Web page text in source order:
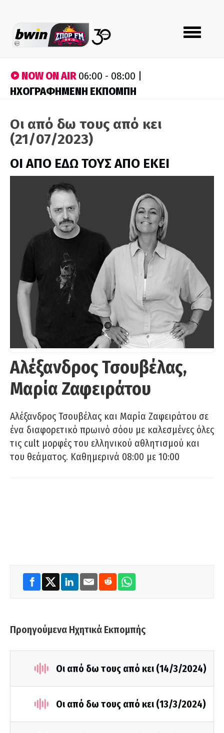
Toggle
navigation
NOW ON AIR06:00 - 08:00 |
ΗΧΟΓΡΑΦΗΜΕΝΗ ΕΚΠΟΜΠΗ
Οι από δω τους από κει
(21/07/2023)
ΟΙ ΑΠΟ ΕΔΩ ΤΟΥΣ ΑΠΟ ΕΚΕΙ
Αλέξανδρος Τσουβέλας,
Μαρία Ζαφειράτου
Αλέξανδρος Τσουβέλας και Μαρία Ζαφειράτου σε
ένα διαφορετικό πρωινό σόου με καλεσμένες όλες
τις cult μορφές του ελληνικού αθλητισμού και
του θεάματος. Καθημερινά 08:00 με 10:00
Προηγούμενα Ηχητικά Εκπομπής
Οι από δω τους από κει (14/3/2024)
Οι από δω τους από κει (13/3/2024)